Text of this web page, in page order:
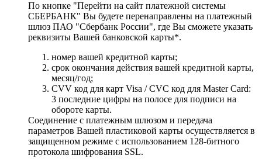
По кнопке "Перейти на сайт платежной системы
СБЕРБАНК" Вы будете перенаправлены на платежный
шлюз ПАО "Сбербанк России", где Вы сможете указать
реквизиты Вашей банковской карты*.
номер вашей кредитной карты;
cрок окончания действия вашей кредитной карты,
месяц/год;
CVV код для карт Visa / CVC код для Master Card:
3 последние цифры на полосе для подписи на
обороте карты.
Соединение с платежным шлюзом и передача
параметров Вашей пластиковой карты осуществляется в
защищенном режиме с использованием 128-битного
протокола шифрования SSL.